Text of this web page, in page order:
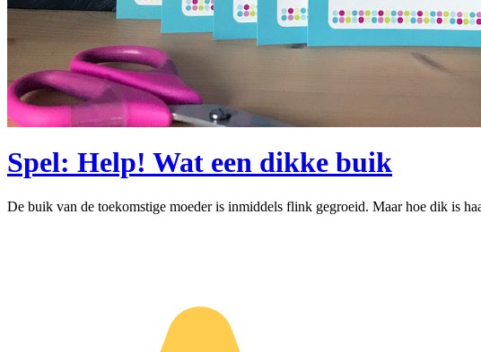
Spel: Help! Wat een dikke buik
De buik van de toekomstige moeder is inmiddels flink gegroeid. Maar hoe dik is